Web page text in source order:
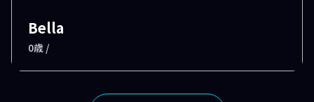
Bella
0歳 /